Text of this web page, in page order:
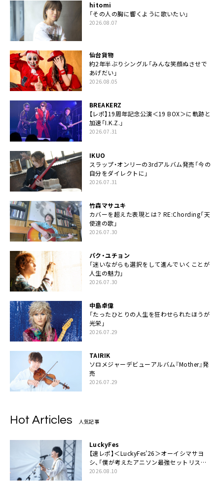
hitomi
「その人の胸に響くように歌いたい」
2026.08.07
仙台貨物
約2年半ぶりシングル「みんな笑顔ぬさせで
あげだい」
2026.08.05
BREAKERZ
【レポ】19周年記念公演＜19 BOX＞に軌跡と
加速「I.K.Z.」
2026.07.31
IKUO
スラップ・オンリーの3rdアルバム発売「今の
自分をダイレクトに」
2026.07.31
竹森マサユキ
カバーを超えた表現とは？ RE:Chording「天
使達の歌」
2026.07.30
パク・ユチョン
「迷いながらも選択をして進んでいくことが
人生の魅力」
2026.07.30
中島卓偉
「たったひとりの人生を狂わせられたほうが
光栄」
2026.07.29
TAIRIK
ソロメジャーデビューアルバム『Mother』発
売
2026.07.29
Hot Articles 人気記事
LuckyFes
【速レポ】＜LuckyFes’26＞オーイシマサヨ
シ、「僕が考えたアニソン最強セットリスト
で臨みます！」
2026.08.10